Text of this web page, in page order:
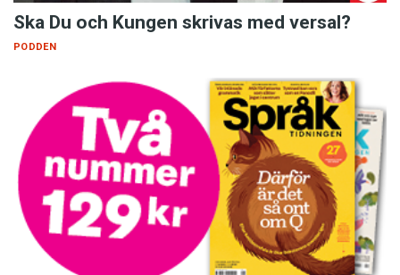
Ska Du och Kungen skrivas med versal?
PODDEN